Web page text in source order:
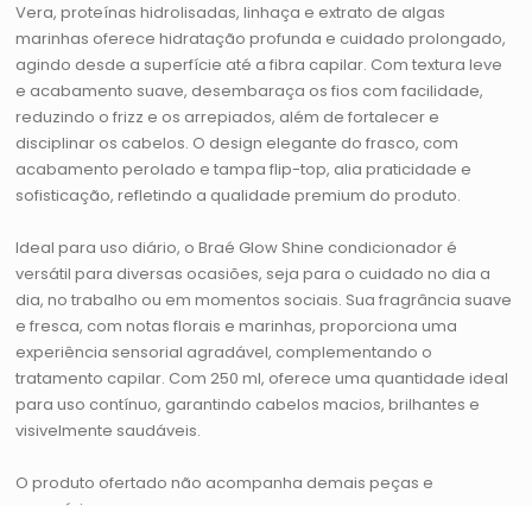
Vera, proteínas hidrolisadas, linhaça e extrato de algas
marinhas oferece hidratação profunda e cuidado prolongado,
agindo desde a superfície até a fibra capilar. Com textura leve
e acabamento suave, desembaraça os fios com facilidade,
reduzindo o frizz e os arrepiados, além de fortalecer e
disciplinar os cabelos. O design elegante do frasco, com
acabamento perolado e tampa flip-top, alia praticidade e
sofisticação, refletindo a qualidade premium do produto.
Ideal para uso diário, o Braé Glow Shine condicionador é
versátil para diversas ocasiões, seja para o cuidado no dia a
dia, no trabalho ou em momentos sociais. Sua fragrância suave
e fresca, com notas florais e marinhas, proporciona uma
experiência sensorial agradável, complementando o
tratamento capilar. Com 250 ml, oferece uma quantidade ideal
para uso contínuo, garantindo cabelos macios, brilhantes e
visivelmente saudáveis.
O produto ofertado não acompanha demais peças e